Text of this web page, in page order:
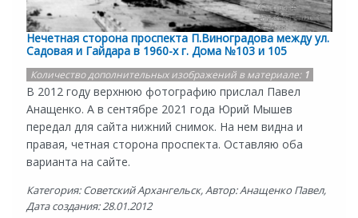
Нечетная сторона проспекта П.Виноградова между ул.
Садовая и Гайдара в 1960-х г. Дома №103 и 105
Количество дополнительных изображений в материале: 1
В 2012 году верхнюю фотографию прислал Павел
Анащенко. А в сентябре 2021 года Юрий Мышев
передал для сайта нижний снимок. На нем видна и
правая, четная сторона проспекта. Оставляю оба
варианта на сайте.
Категория: Советский Архангельск, Автор: Анащенко Павел,
Дата создания: 28.01.2012